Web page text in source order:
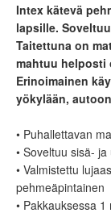
Intex kätevä
lapsille.
Taitettuna on
mahtuu helposti
Erinoimainen
yökylään,
• Puhallettavan
• Soveltuu sisä-
• Valmistettu
pehmeäpintainen
• Pakkauksessa